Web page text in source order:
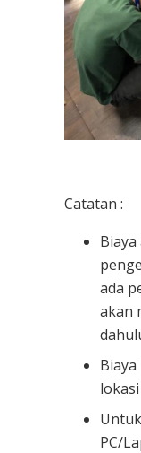
Catatan :
ada
akan
lokasi
PC/